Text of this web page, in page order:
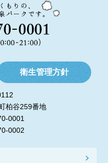
衛生管理方針
柏谷259番地
0001
0002